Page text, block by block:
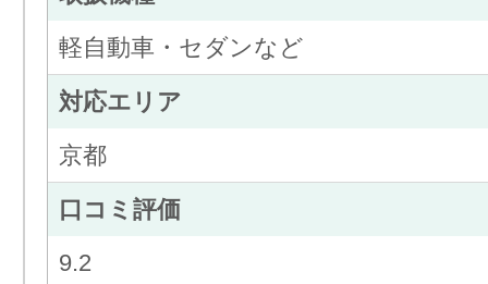
軽自動車・セダンなど
対応エリア
京都
口コミ評価
9.2